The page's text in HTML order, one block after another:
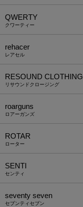
QWERTY
クワーティー
rehacer
レアセル
RESOUND CLOTHING
リサウンドクロージング
roarguns
ロアーガンズ
ROTAR
ローター
SENTI
センティ
seventy seven
セブンティセブン